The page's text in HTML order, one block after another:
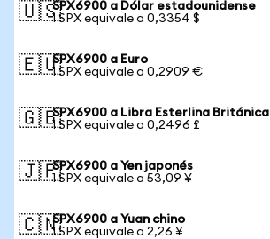
🇺🇸SPX6900 a Dólar estadounidense
1 SPX equivale a 0,3354 $
🇪🇺SPX6900 a Euro
1 SPX equivale a 0,2909 €
🇬🇧SPX6900 a Libra Esterlina Británica
1 SPX equivale a 0,2496 £
🇯🇵SPX6900 a Yen japonés
1 SPX equivale a 53,09 ¥
🇨🇳SPX6900 a Yuan chino
1 SPX equivale a 2,26 ¥